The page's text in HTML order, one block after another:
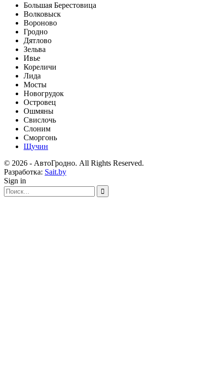
Большая Берестовица
Волковыск
Вороново
Гродно
Дятлово
Зельва
Ивье
Кореличи
Лида
Мосты
Новогрудок
Островец
Ошмяны
Свислочь
Слоним
Сморгонь
Щучин
© 2026 - АвтоГродно. All Rights Reserved.
Разработка: Sait.by
Sign in